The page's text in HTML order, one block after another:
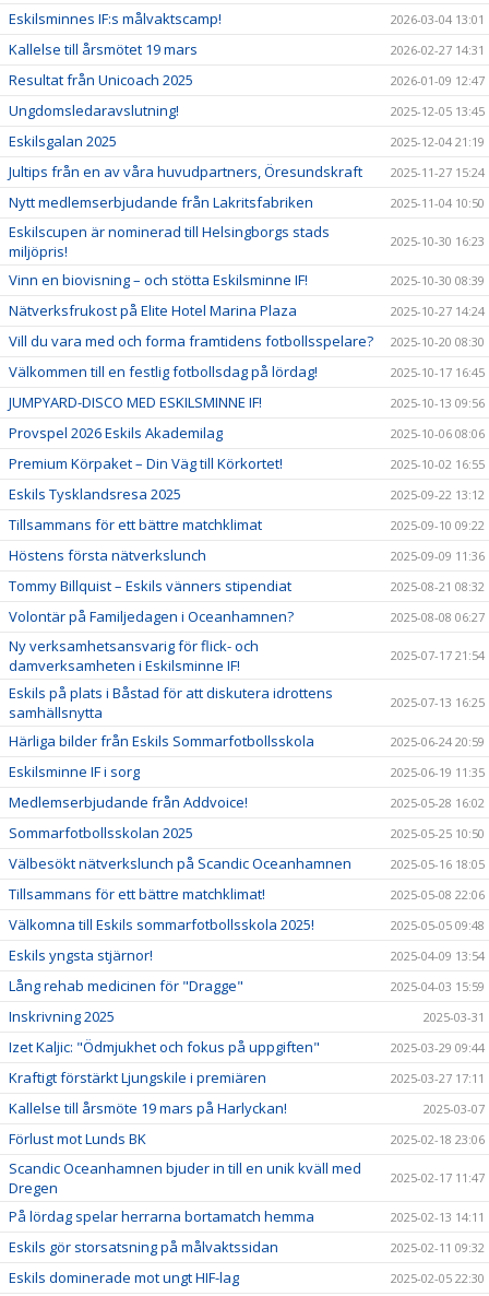
Eskilsminnes IF:s målvaktscamp! 2026-03-04 13:01
Kallelse till årsmötet 19 mars 2026-02-27 14:31
Resultat från Unicoach 2025 2026-01-09 12:47
Ungdomsledaravslutning! 2025-12-05 13:45
Eskilsgalan 2025 2025-12-04 21:19
Jultips från en av våra huvudpartners, Öresundskraft 2025-11-27 15:24
Nytt medlemserbjudande från Lakritsfabriken 2025-11-04 10:50
Eskilscupen är nominerad till Helsingborgs stads
miljöpris!
2025-10-30 16:23
Vinn en biovisning – och stötta Eskilsminne IF! 2025-10-30 08:39
Nätverksfrukost på Elite Hotel Marina Plaza 2025-10-27 14:24
Vill du vara med och forma framtidens fotbollsspelare? 2025-10-20 08:30
Välkommen till en festlig fotbollsdag på lördag! 2025-10-17 16:45
JUMPYARD-DISCO MED ESKILSMINNE IF! 2025-10-13 09:56
Provspel 2026 Eskils Akademilag 2025-10-06 08:06
Premium Körpaket – Din Väg till Körkortet! 2025-10-02 16:55
Eskils Tysklandsresa 2025 2025-09-22 13:12
Tillsammans för ett bättre matchklimat 2025-09-10 09:22
Höstens första nätverkslunch 2025-09-09 11:36
Tommy Billquist – Eskils vänners stipendiat 2025-08-21 08:32
Volontär på Familjedagen i Oceanhamnen? 2025-08-08 06:27
Ny verksamhetsansvarig för flick- och
damverksamheten i Eskilsminne IF!
2025-07-17 21:54
Eskils på plats i Båstad för att diskutera idrottens
samhällsnytta
2025-07-13 16:25
Härliga bilder från Eskils Sommarfotbollsskola 2025-06-24 20:59
Eskilsminne IF i sorg 2025-06-19 11:35
Medlemserbjudande från Addvoice! 2025-05-28 16:02
Sommarfotbollsskolan 2025 2025-05-25 10:50
Välbesökt nätverkslunch på Scandic Oceanhamnen 2025-05-16 18:05
Tillsammans för ett bättre matchklimat! 2025-05-08 22:06
Välkomna till Eskils sommarfotbollsskola 2025! 2025-05-05 09:48
Eskils yngsta stjärnor! 2025-04-09 13:54
Lång rehab medicinen för "Dragge" 2025-04-03 15:59
Inskrivning 2025 2025-03-31
Izet Kaljic: "Ödmjukhet och fokus på uppgiften" 2025-03-29 09:44
Kraftigt förstärkt Ljungskile i premiären 2025-03-27 17:11
Kallelse till årsmöte 19 mars på Harlyckan! 2025-03-07
Förlust mot Lunds BK 2025-02-18 23:06
Scandic Oceanhamnen bjuder in till en unik kväll med
Dregen
2025-02-17 11:47
På lördag spelar herrarna bortamatch hemma 2025-02-13 14:11
Eskils gör storsatsning på målvaktssidan 2025-02-11 09:32
Eskils dominerade mot ungt HIF-lag 2025-02-05 22:30